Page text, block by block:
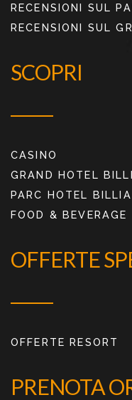
RECENSIONI SUL
RECENSIONI SUL
SCOPRI
CASINO
GRAND HOTEL
PARC HOTEL BILLIA
FOOD & BEVERAGE
OFFERTE
OFFERTE RESORT
PRENOTA